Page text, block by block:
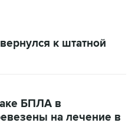
к штатной
БПЛА в
на лечение в